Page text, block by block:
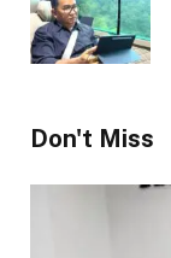
Don't Miss